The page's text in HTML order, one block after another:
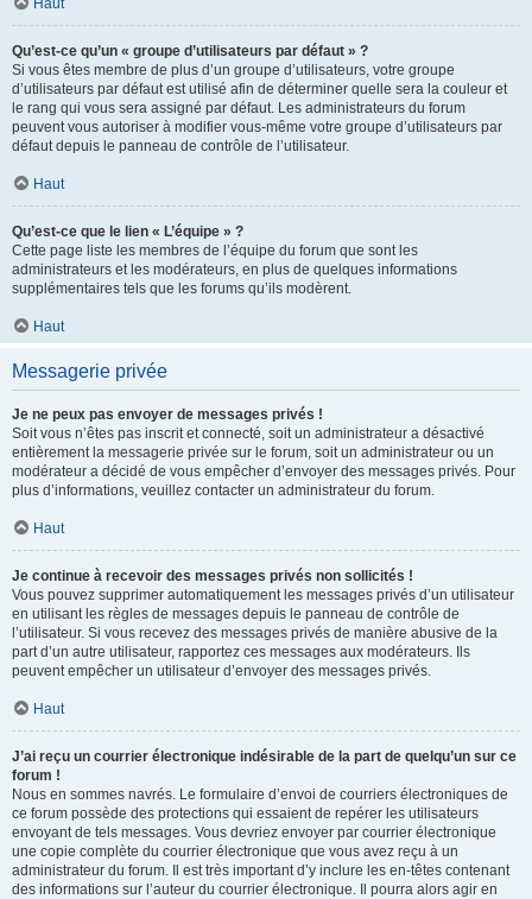
Haut
Qu’est-ce qu’un « groupe d’utilisateurs par défaut » ?
Si vous êtes membre de plus d’un groupe d’utilisateurs, votre groupe
d’utilisateurs par défaut est utilisé afin de déterminer quelle sera la couleur et
le rang qui vous sera assigné par défaut. Les administrateurs du forum
peuvent vous autoriser à modifier vous-même votre groupe d’utilisateurs par
défaut depuis le panneau de contrôle de l’utilisateur.
Haut
Qu’est-ce que le lien « L’équipe » ?
Cette page liste les membres de l’équipe du forum que sont les
administrateurs et les modérateurs, en plus de quelques informations
supplémentaires tels que les forums qu’ils modèrent.
Haut
Messagerie privée
Je ne peux pas envoyer de messages privés !
Soit vous n’êtes pas inscrit et connecté, soit un administrateur a désactivé
entièrement la messagerie privée sur le forum, soit un administrateur ou un
modérateur a décidé de vous empêcher d’envoyer des messages privés. Pour
plus d’informations, veuillez contacter un administrateur du forum.
Haut
Je continue à recevoir des messages privés non sollicités !
Vous pouvez supprimer automatiquement les messages privés d’un utilisateur
en utilisant les règles de messages depuis le panneau de contrôle de
l’utilisateur. Si vous recevez des messages privés de manière abusive de la
part d’un autre utilisateur, rapportez ces messages aux modérateurs. Ils
peuvent empêcher un utilisateur d’envoyer des messages privés.
Haut
J’ai reçu un courrier électronique indésirable de la part de quelqu’un sur ce
forum !
Nous en sommes navrés. Le formulaire d’envoi de courriers électroniques de
ce forum possède des protections qui essaient de repérer les utilisateurs
envoyant de tels messages. Vous devriez envoyer par courrier électronique
une copie complète du courrier électronique que vous avez reçu à un
administrateur du forum. Il est très important d’y inclure les en-têtes contenant
des informations sur l’auteur du courrier électronique. Il pourra alors agir en